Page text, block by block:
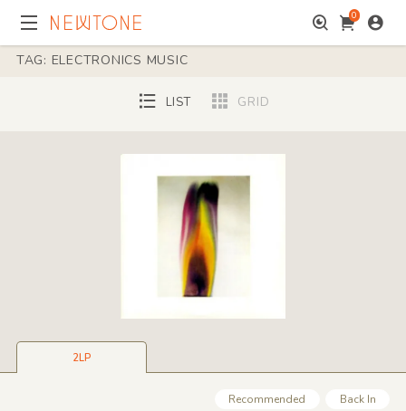
0
TAG: ELECTRONICS MUSIC
LIST GRID
2LP
Recommended Back In